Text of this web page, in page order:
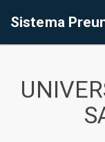
Sistema